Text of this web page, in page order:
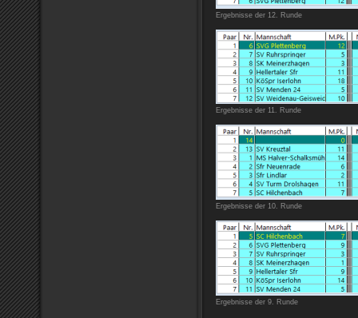
Ergebnisse der 12. Runde
Ergebnisse der 11. Runde
Ergebnisse der 10. Runde
Ergebnisse der 9. Runde